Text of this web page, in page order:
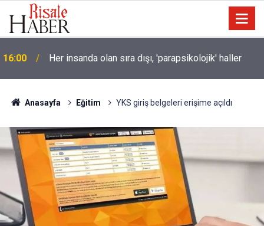
16:00 Her insanda olan sıra dışı, 'parapsikolojik' haller
15:30
çocuğu katletti
Anasayfa Eğitim YKS giriş belgeleri erişime açıldı